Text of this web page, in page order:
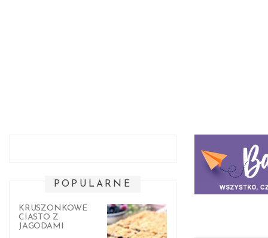
POPULARNE
KRUSZONKOWE
CIASTO Z
JAGODAMI